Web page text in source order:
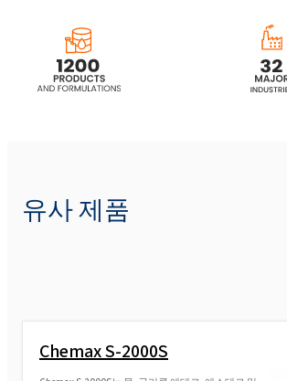
ROKAnol(폴리옥시알킬렌글
ROKAnol®LP42 (알코올, C16-
ROKA놀 ROKAnol
ROKAnol(폴리옥시알킬렌글리
유사 제품
Chemax S-2000S